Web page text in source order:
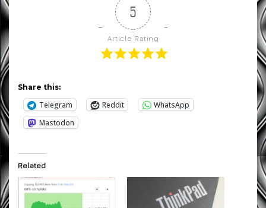
5
Article Rating
Share this:
Telegram Reddit
WhatsApp
Mastodon
Related